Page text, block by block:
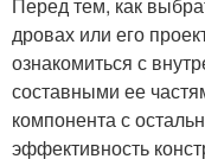
дровах или его
ознакомиться с
составными ее
компонента с
эффективность